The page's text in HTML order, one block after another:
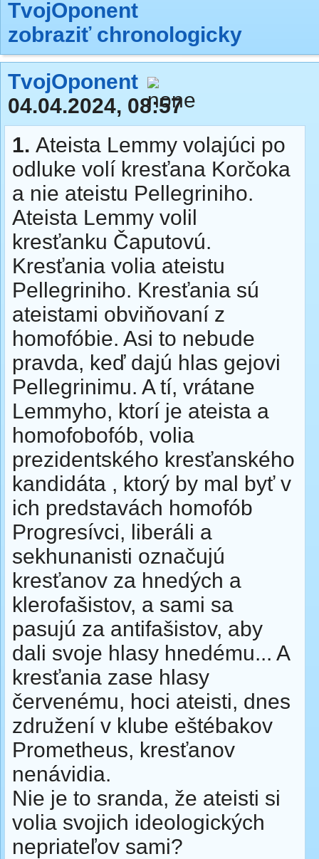
TvojOponent
zobraziť chronologicky
TvojOponent
04.04.2024, 08:57
1. Ateista Lemmy volajúci po
odluke volí kresťana Korčoka
a nie ateistu Pellegriniho.
Ateista Lemmy volil
kresťanku Čaputovú.
Kresťania volia ateistu
Pellegriniho. Kresťania sú
ateistami obviňovaní z
homofóbie. Asi to nebude
pravda, keď dajú hlas gejovi
Pellegrinimu. A tí, vrátane
Lemmyho, ktorí je ateista a
homofobofób, volia
prezidentského kresťanského
kandidáta , ktorý by mal byť v
ich predstavách homofób
Progresívci, liberáli a
sekhunanisti označujú
kresťanov za hnedých a
klerofašistov, a sami sa
pasujú za antifašistov, aby
dali svoje hlasy hnedému... A
kresťania zase hlasy
červenému, hoci ateisti, dnes
združení v klube eštébakov
Prometheus, kresťanov
nenávidia.
Nie je to sranda, že ateisti si
volia svojich ideologických
nepriateľov sami?